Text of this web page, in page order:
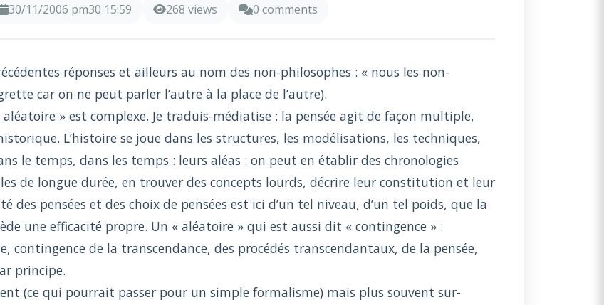
30/11/2006 pm30 15:59 268 views 0 comments
réponses et ailleurs au nom des non-philosophes : « nous les non-
car on ne peut parler l’autre à la place de l’autre).
aléatoire » est complexe. Je traduis-médiatise : la pensée agit de façon multiple,
L’histoire se joue dans les structures, les modélisations, les techniques,
le temps, dans les temps : leurs aléas : on peut en établir des chronologies
de longue durée, en trouver des concepts lourds, décrire leur constitution et leur
des pensées et des choix de pensées est ici d’un tel niveau, d’un tel poids, que la
une efficacité propre. Un « aléatoire » qui est aussi dit « contingence » :
contingence de la transcendance, des procédés transcendantaux, de la pensée,
principe.
(ce qui pourrait passer pour un simple formalisme) mais plus souvent sur-